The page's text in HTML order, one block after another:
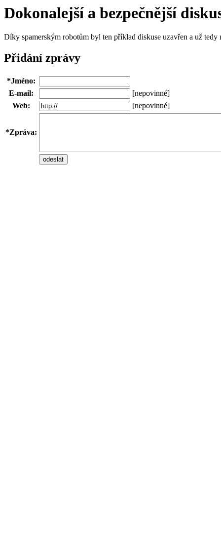
Dokonalejší a bezpečnější
Díky spamerským robotům byl ten příklad diskuse uzavřen a už tedy
Přidání zprávy
*Jméno:
E-mail:
[nepovinné]
Web:
[nepovinné]
*Zpráva: